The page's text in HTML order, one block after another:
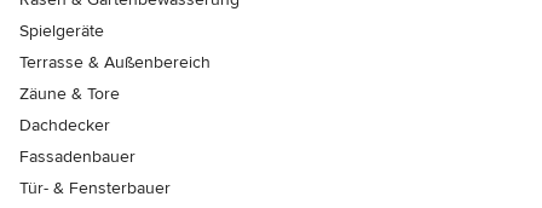
Spielgeräte
Terrasse & Außenbereich
Zäune & Tore
Dachdecker
Fassadenbauer
Tür- & Fensterbauer